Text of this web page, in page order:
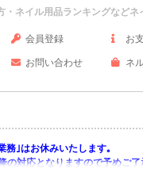
ネイル用品ランキングなどネ
会員登録 お
お問い合わせ ネ
務｣はお休みいたします｡
の対応となりますので予めご了